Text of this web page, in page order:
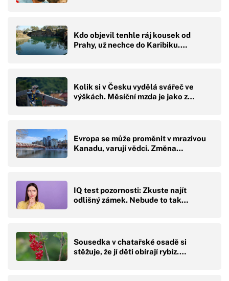
Kdo objevil tenhle ráj kousek od
Prahy, už nechce do Karibiku.…
Kolik si v Česku vydělá svářeč ve
výškách. Měsíční mzda je jako z…
Evropa se může proměnit v mrazivou
Kanadu, varují vědci. Změna…
IQ test pozornosti: Zkuste najít
odlišný zámek. Nebude to tak…
Sousedka v chatařské osadě si
stěžuje, že jí děti obírají rybíz.…